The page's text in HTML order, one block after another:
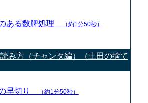
ある数牌処理 （約1分50秒）
み方（チャンタ編）（土田の捨て
早切り （約1分50秒）